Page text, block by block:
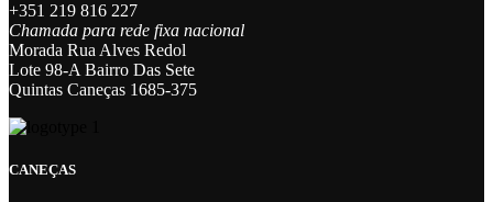
+351 219 816 227
Chamada para rede fixa nacional
Morada Rua Alves Redol
Lote 98-A Bairro Das Sete
Quintas Caneças 1685-375
CANEÇAS